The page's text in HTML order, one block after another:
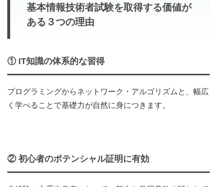
基本情報技術者試験を取得する価値が
ある３つの理由
① IT知識の体系的な習得
プログラミングからネットワーク・アルゴリズムと、幅広
く学べることで基礎力が自然に身につきます。
② 初心者のポテンシャル証明に有効